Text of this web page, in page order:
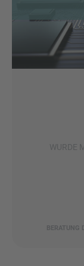
WURDE
BERATUNG